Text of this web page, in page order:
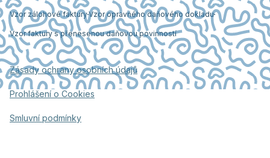
Vzor zálohové fakturyVzor opravného daňového dokladu
Vzor faktury s přenesenou daňovou povinností
Zásady ochrany osobních údajů
Prohlášení o Cookies
Smluvní podmínky